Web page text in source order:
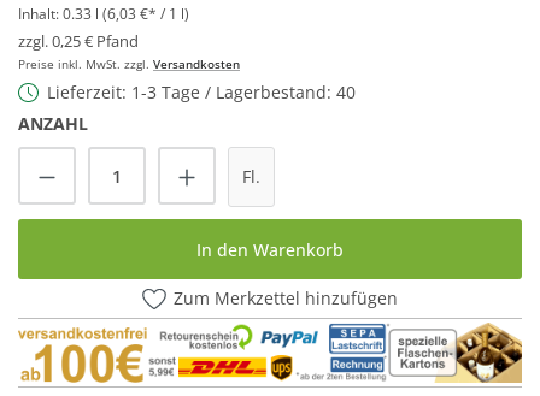
Inhalt:0.33 l (6,03 €* / 1 l)
zzgl. 0,25 € Pfand
Preise inkl. MwSt. zzgl. Versandkosten
Lieferzeit: 1-3 Tage / Lagerbestand: 40
ANZAHL
Produkt Anzahl: Gib den gewünschten
Fl.
In den Warenkorb
Zum Merkzettel hinzufügen